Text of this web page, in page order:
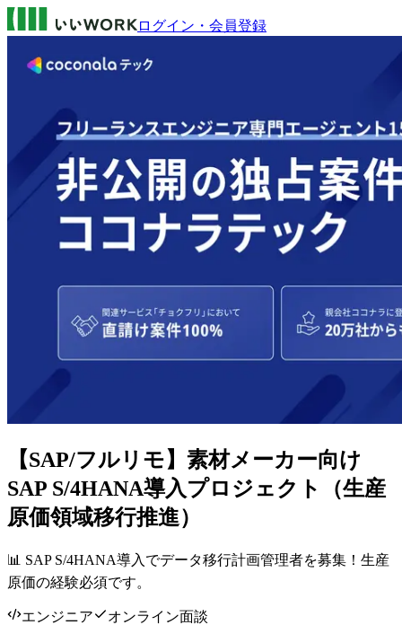
ログイン・会員登録
【SAP/フルリモ】素材メーカー向け
SAP S/4HANA導入プロジェクト（生産
原価領域移行推進）
📊 SAP S/4HANA導入でデータ移行計画管理者を募集！生産
原価の経験必須です。
エンジニア オンライン面談